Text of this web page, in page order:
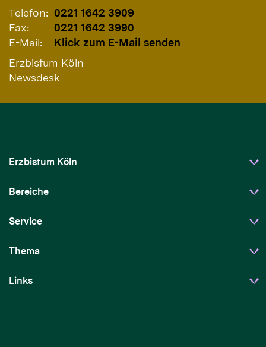
Telefon: 0221 1642 3909
Fax:
0221 1642 3990
E-Mail:
Klick zum E-Mail senden
Erzbistum Köln
Newsdesk
Erzbistum Köln
Bereiche
Service
Thema
Links